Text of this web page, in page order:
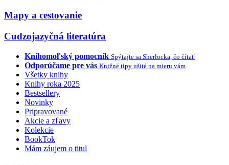
Mapy a cestovanie
Cudzojazyčná literatúra
Knihomoľský pomocník Spýtajte sa Sherlocka, čo čítať
Odporúčame pre vás Knižné tipy ušité na mieru vám
Všetky knihy
Knihy roka 2025
Bestsellery
Novinky
Pripravované
Akcie a zľavy
Kolekcie
BookTok
Mám záujem o titul